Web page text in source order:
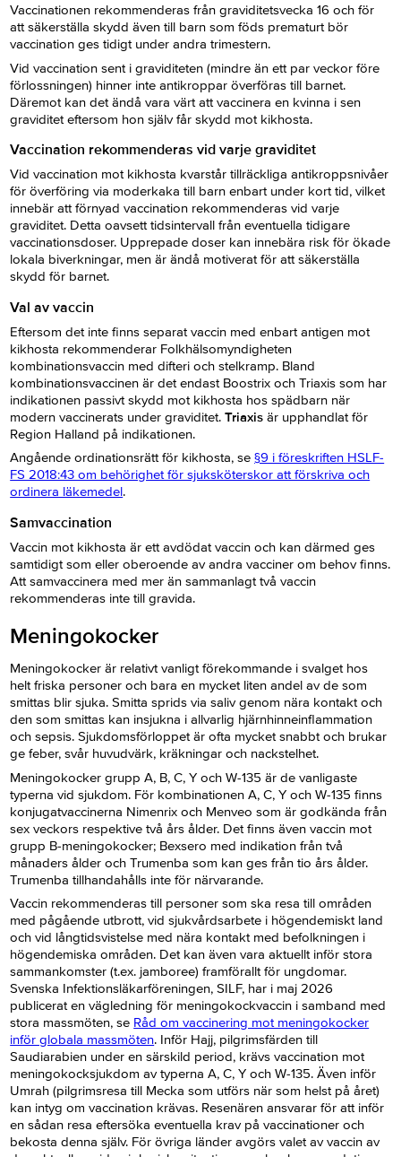
Vaccinationen rekommenderas från graviditetsvecka 16 och för
att säkerställa skydd även till barn som föds prematurt bör
vaccination ges tidigt under andra trimestern.
Vid vaccination sent i graviditeten (mindre än ett par veckor före
förlossningen) hinner inte antikroppar överföras till barnet.
Däremot kan det ändå vara värt att vaccinera en kvinna i sen
graviditet eftersom hon själv får skydd mot kikhosta.
Vaccination rekommenderas vid varje graviditet
Vid vaccination mot kikhosta kvarstår tillräckliga antikroppsnivåer
för överföring via moderkaka till barn enbart under kort tid, vilket
innebär att förnyad vaccination rekommenderas vid varje
graviditet. Detta oavsett tidsintervall från eventuella tidigare
vaccinationsdoser. Upprepade doser kan innebära risk för ökade
lokala biverkningar, men är ändå motiverat för att säkerställa
skydd för barnet.
Val av vaccin
Eftersom det inte finns separat vaccin med enbart antigen mot
kikhosta rekommenderar Folkhälsomyndigheten
kombinationsvaccin med difteri och stelkramp. Bland
kombinationsvaccinen är det endast Boostrix och Triaxis som har
indikationen passivt skydd mot kikhosta hos spädbarn när
modern vaccinerats under graviditet.Triaxis är upphandlat för
Region Halland på indikationen.
Angående ordinationsrätt för kikhosta, se§9 i föreskriften HSLF-
FS 2018:43 om behörighet för sjuksköterskor att förskriva och
ordinera läkemedel.
Samvaccination
Vaccin mot kikhosta är ett avdödat vaccin och kan därmed ges
samtidigt som eller oberoende av andra vacciner om behov finns.
Att samvaccinera med mer än sammanlagt två vaccin
rekommenderas inte till gravida.
Meningokocker
Meningokocker är relativt vanligt förekommande i svalget hos
helt friska personer och bara en mycket liten andel av de som
smittas blir sjuka. Smitta sprids via saliv genom nära kontakt och
den som smittas kan insjukna i allvarlig hjärnhinneinflammation
och sepsis. Sjukdomsförloppet är ofta mycket snabbt och brukar
ge feber, svår huvudvärk, kräkningar och nackstelhet.
Meningokocker grupp A, B, C, Y och W-135 är de vanligaste
typerna vid sjukdom. För kombinationen A, C, Y och W-135 finns
konjugatvaccinerna Nimenrix och Menveo som är godkända från
sex veckors respektive två års ålder. Det finns även vaccin mot
grupp B-meningokocker; Bexsero med indikation från två
månaders ålder och Trumenba som kan ges från tio års ålder.
Trumenba tillhandahålls inte för närvarande.
Vaccin rekommenderas till personer som ska resa till områden
med pågående utbrott, vid sjukvårdsarbete i högendemiskt land
och vid långtidsvistelse med nära kontakt med befolkningen i
högendemiska områden. Det kan även vara aktuellt inför stora
sammankomster (t.ex. jamboree) framförallt för ungdomar.
Svenska Infektionsläkarföreningen, SILF, har i maj 2026
publicerat en vägledning för meningokockvaccin i samband med
stora massmöten, se Råd om vaccinering mot meningokocker
inför globala massmöten. Inför Hajj, pilgrimsfärden till
Saudiarabien under en särskild period, krävs vaccination mot
meningokocksjukdom av typerna A, C, Y och W-135. Även inför
Umrah (pilgrimsresa till Mecka som utförs när som helst på året)
kan intyg om vaccination krävas. Resenären ansvarar för att inför
en sådan resa eftersöka eventuella krav på vaccinationer och
bekosta denna själv. För övriga länder avgörs valet av vaccin av